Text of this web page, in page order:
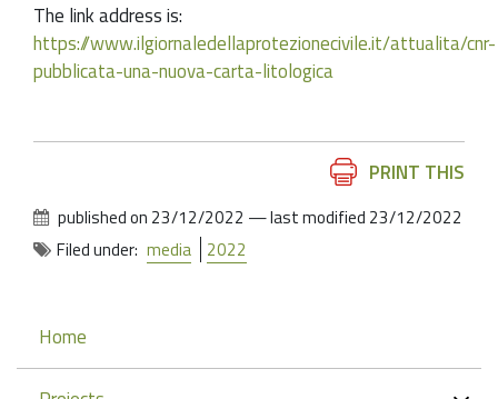
The link address is:
https://www.ilgiornaledellaprotezionecivile.it/attualita/cnr-
pubblicata-una-nuova-carta-litologica
PRINT THIS
published on 23/12/2022 —last modified 23/12/2022
Filed under: media 2022
Navigation
Home